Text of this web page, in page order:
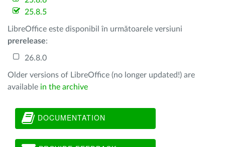
25.8.5
LibreOffice este disponibil în următoarele versiuni
prerelease:
26.8.0
Older versions of LibreOffice (no longer updated!) are
available in the archive
DOCUMENTATION